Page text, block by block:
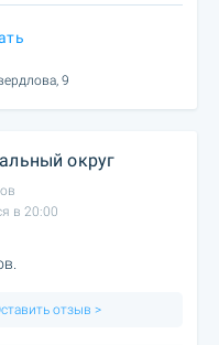
9
округ
в 20:00
отзыв >